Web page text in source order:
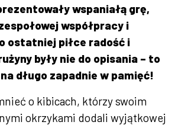
wspaniałą grę,
współpracy i
ostatniej piłce radość i
były nie do opisania – to
długo zapadnie w pamięć!
o kibicach, którzy swoim
okrzykami dodali wyjątkowej